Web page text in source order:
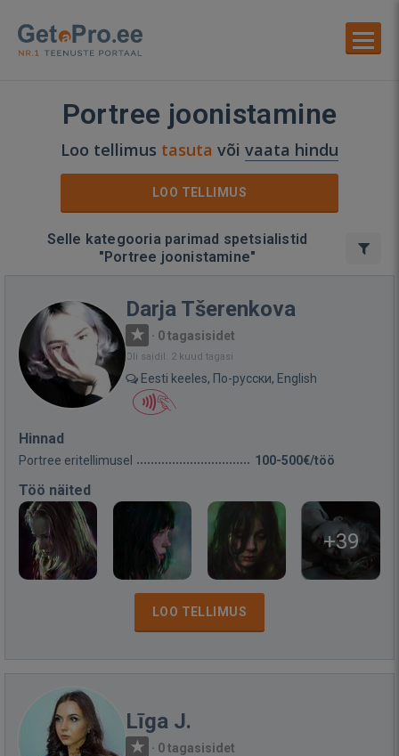
Portree joonistamine
Loo tellimus tasuta või vaata hindu
LOO TELLIMUS
Selle kategooria parimad spetsialistid
"Portree joonistamine"
Darja Tšerenkova
· 0 tagasisidet
Oli saidil: 2 kuud tagasi
Eesti keeles, По-русски, English
Hinnad
Portree eritellimusel 100-500€/töö
Töö näited
+39
LOO TELLIMUS
Līga J.
· 0 tagasisidet